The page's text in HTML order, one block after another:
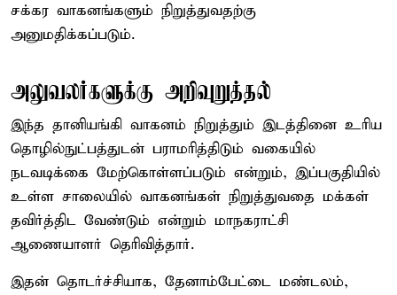
சக்கர வாகனங்களும் நிறுத்துவதற்கு
அனுமதிக்கப்படும்.
அலுவலர்களுக்கு அறிவுறுத்தல்
இந்த தானியங்கி வாகனம் நிறுத்தும் இடத்தினை உரிய
தொழில்நுட்பத்துடன் பராமரித்திடும் வகையில்
நடவடிக்கை மேற்கொள்ளப்படும் என்றும், இப்பகுதியில்
உள்ள சாலையில் வாகனங்கள் நிறுத்துவதை மக்கள்
தவிர்த்திட வேண்டும் என்றும் மாநகராட்சி
ஆணையாளர் தெரிவித்தார்.
இதன் தொடர்ச்சியாக, தேனாம்பேட்டை மண்டலம்,